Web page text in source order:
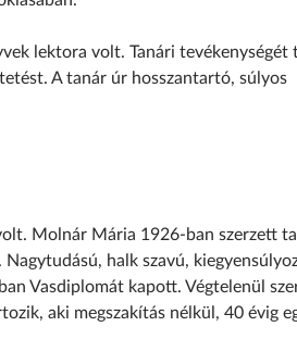
lektora volt. Tanári tevékenységét
A tanár úr hosszantartó, súlyos
Molnár Mária 1926-ban szerzett
halk szavú,
Vasdiplomát kapott. Végtelenül
aki megszakítás nélkül, 40 évig